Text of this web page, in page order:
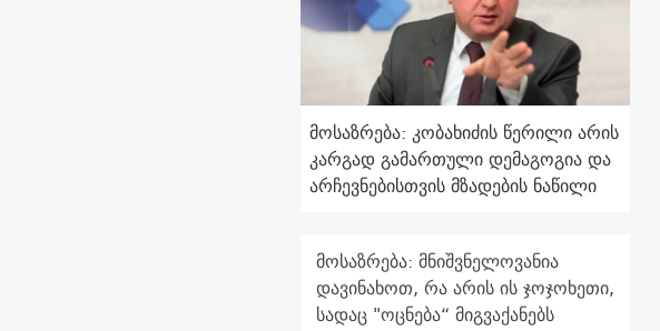
მოსაზრება: კობახიძის წერილი არის
კარგად გამართული დემაგოგია და
არჩევნებისთვის მზადების ნაწილი
მოსაზრება: მნიშვნელოვანია
დავინახოთ, რა არის ის ჯოჯოხეთი,
სადაც "ოცნება“ მიგვაქანებს